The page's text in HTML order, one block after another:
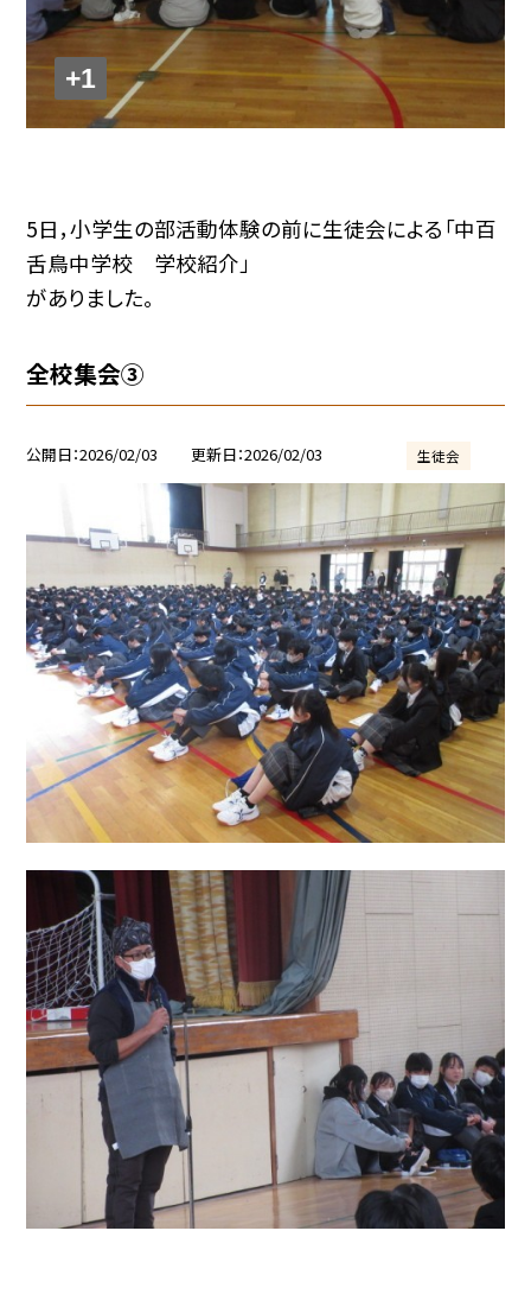
+1
5日，小学生の部活動体験の前に生徒会による「中百
舌鳥中学校 学校紹介」
がありました。
全校集会③
公開日 2026/02/03 更新日 2026/02/03 生徒会